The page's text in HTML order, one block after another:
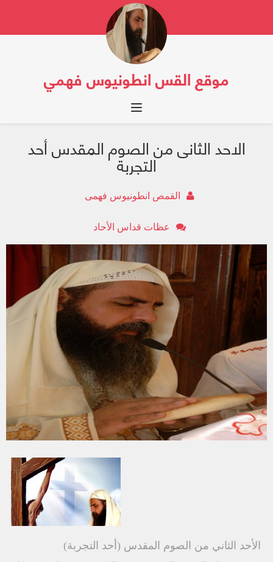
موقع القس انطونيوس فهمي
Toggle navigation
الاحد الثانى من الصوم المقدس أحد
التجربة
القمص انطونيوس فهمى
عظات قداس الأحاد
الأحد الثاني من الصوم المقدس (أحد التجربة)